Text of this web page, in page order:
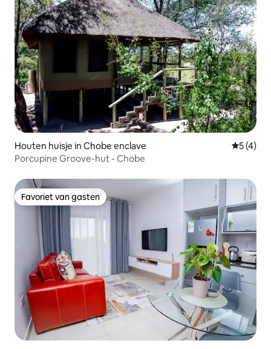
Houten huisje in Chobe enclave
5 (4)
Porcupine Groove-hut - Chobe
Favoriet van gasten
Favoriet van gasten